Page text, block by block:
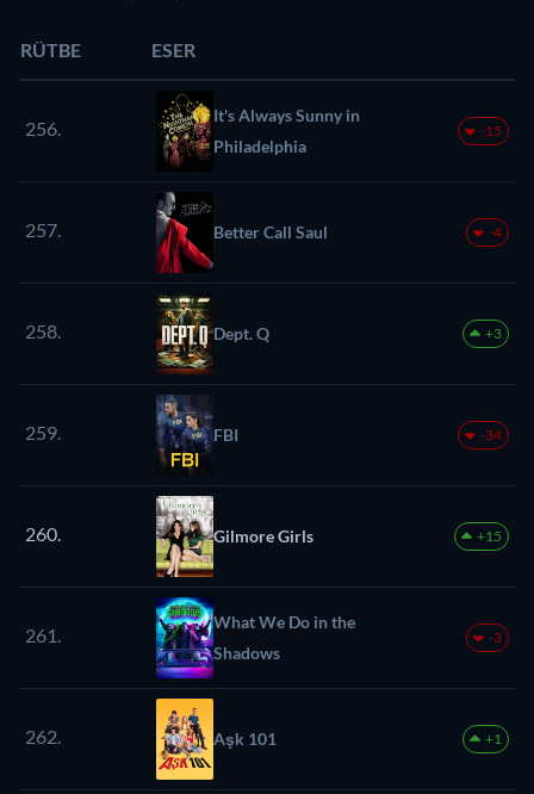
RÜTBE ESER
256.
It's Always Sunny in
Philadelphia
-15
257. Better Call Saul -4
258. Dept. Q +3
259. FBI -34
260. Gilmore Girls +15
261.
What We Do in the
Shadows
-3
262. Aşk 101 +1